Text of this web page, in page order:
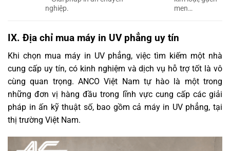
nghiệp.
men…
IX. Địa chỉ mua máy in UV phẳng uy tín
Khi chọn mua máy in UV phẳng, việc tìm kiếm một nhà
cung cấp uy tín, có kinh nghiệm và dịch vụ hỗ trợ tốt là vô
cùng quan trọng. ANCO Việt Nam tự hào là một trong
những đơn vị hàng đầu trong lĩnh vực cung cấp các giải
pháp in ấn kỹ thuật số, bao gồm cả máy in UV phẳng, tại
thị trường Việt Nam.